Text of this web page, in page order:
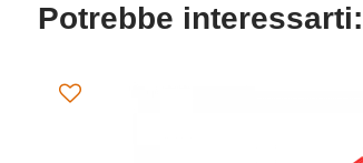
Potrebbe interessarti: